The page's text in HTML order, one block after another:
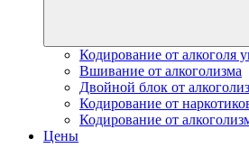
Кодирование от алкоголя
Вшивание от алкоголизма
Двойной блок от
Кодирование от
Кодирование от
Цены